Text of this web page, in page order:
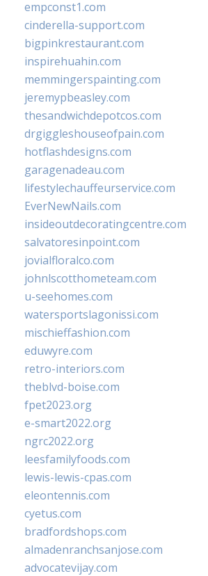
empconst1.com
cinderella-support.com
bigpinkrestaurant.com
inspirehuahin.com
memmingerspainting.com
jeremypbeasley.com
thesandwichdepotcos.com
drgiggleshouseofpain.com
hotflashdesigns.com
garagenadeau.com
lifestylechauffeurservice.com
EverNewNails.com
insideoutdecoratingcentre.com
salvatoresinpoint.com
jovialfloralco.com
johnlscotthometeam.com
u-seehomes.com
watersportslagonissi.com
mischieffashion.com
eduwyre.com
retro-interiors.com
theblvd-boise.com
fpet2023.org
e-smart2022.org
ngrc2022.org
leesfamilyfoods.com
lewis-lewis-cpas.com
eleontennis.com
cyetus.com
bradfordshops.com
almadenranchsanjose.com
advocatevijay.com